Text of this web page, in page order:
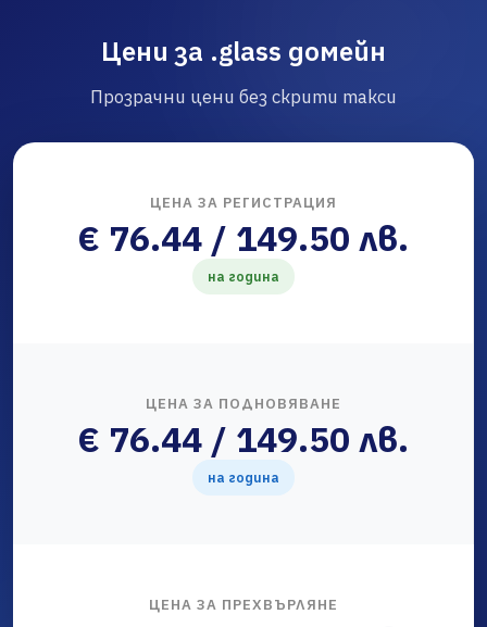
Цени за .glass домейн
Прозрачни цени без скрити такси
ЦЕНА ЗА РЕГИСТРАЦИЯ
€ 76.44 / 149.50 лв.
на година
ЦЕНА ЗА ПОДНОВЯВАНЕ
€ 76.44 / 149.50 лв.
на година
ЦЕНА ЗА ПРЕХВЪРЛЯНЕ